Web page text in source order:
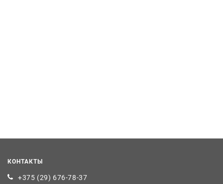
КОНТАКТЫ
+375 (29) 676-78-37